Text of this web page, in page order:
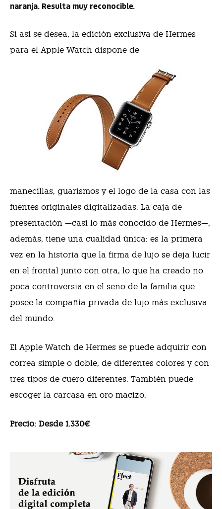
naranja. Resulta muy reconocible.
Si así se desea, la edición exclusiva de Hermes
para el Apple Watch dispone de
manecillas, guarismos y el logo de la casa con las
fuentes originales digitalizadas. La caja de
presentación —casi lo más conocido de Hermes—,
además, tiene una cualidad única: es la primera
vez en la historia que la firma de lujo se deja lucir
en el frontal junto con otra, lo que ha creado no
poca controversia en el seno de la familia que
posee la compañía privada de lujo más exclusiva
del mundo.
El Apple Watch de Hermes se puede adquirir con
correa simple o doble, de diferentes colores y con
tres tipos de cuero diferentes. También puede
escoger la carcasa en oro macizo.
Precio: Desde 1.330€